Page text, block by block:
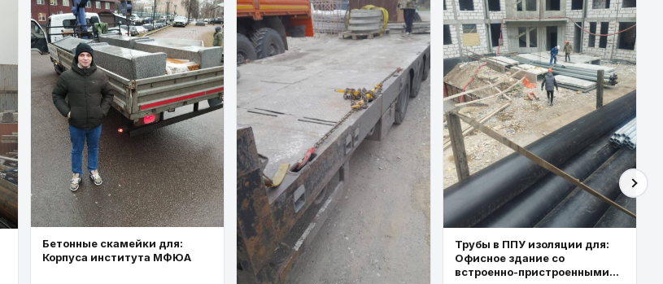
Бетонные скамейки для:
Корпуса института МФЮА
Трубы в ППУ изоляции для:
Офисное здание со
встроенно-пристроенными